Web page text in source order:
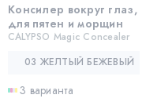
Консилер вокруг глаз,
для пятен и морщин
CALYPSO Magic Concealer
03 ЖЕЛТЫЙ БЕЖЕВЫЙ
3 варианта